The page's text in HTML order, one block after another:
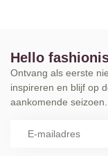
Hello
Ontvang als eerste
inspireren en blijf op
aankomende